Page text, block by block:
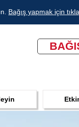
Bağış yapmak için